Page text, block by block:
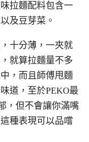
拉麵配料包含一
及豆芽菜。
十分薄，一夾就
就算拉麵量不多
，而且師傅甩麵
道，至於PEKO最
，但不會讓你滿嘴
種表現可以品嚐